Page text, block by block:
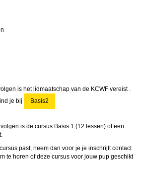
is het lidmaatschap van de KCWF vereist .
je bij
Basis2
is de cursus Basis 1 (12 lessen) of een
past, neem dan voor je je inschrijft contact
te horen of deze cursus voor jouw pup geschikt